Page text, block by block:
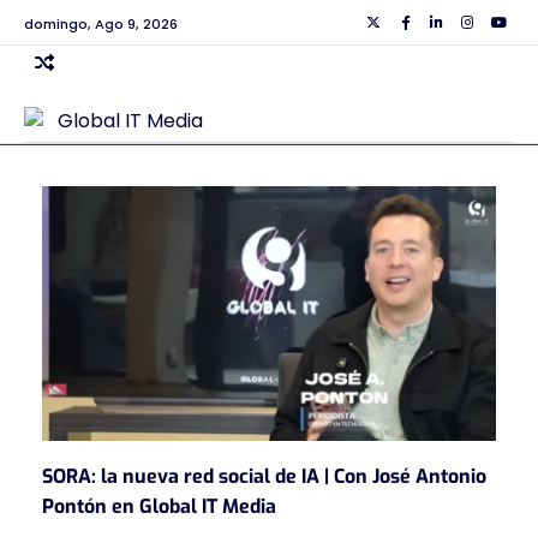
Skip
to
content
domingo, Ago 9, 2026 TwiiterFacebook
Linkedin
SORA: la nueva red social de IA | Con José Antonio
Pontón en Global IT Media